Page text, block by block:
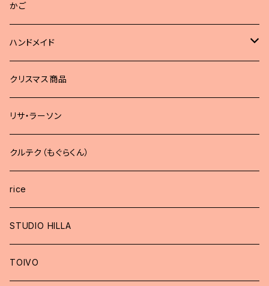
かご
ハンドメイド
どうぶつブローチ
クリスマス商品
リサ・ラーソン
クルテク（もぐらくん）
rice
STUDIO HILLA
TOIVO